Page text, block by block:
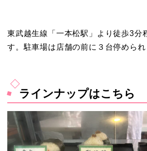
東武越生線「一本松駅」より徒歩3分
す。駐車場は店舗の前に３台停められ
ラインナップはこちら